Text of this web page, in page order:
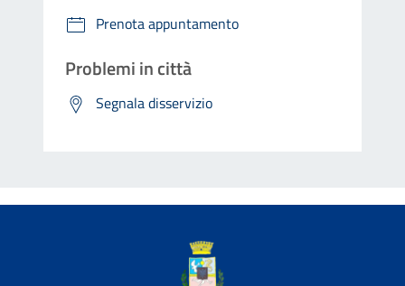
Prenota appuntamento
Problemi in città
Segnala disservizio